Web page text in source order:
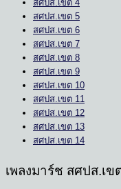
สศปส.เขต 4
สศปส.เขต 5
สศปส.เขต 6
สศปส.เขต 7
สศปส.เขต 8
สศปส.เขต 9
สศปส.เขต 10
สศปส.เขต 11
สศปส.เขต 12
สศปส.เขต 13
สศปส.เขต 14
เพลงมาร์ช สศปส.เข